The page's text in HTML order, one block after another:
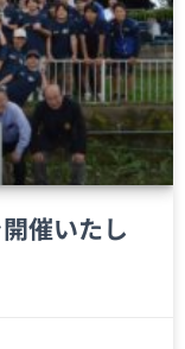
催いたし